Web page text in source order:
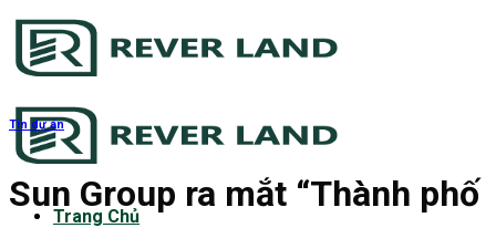
Bỏ
qua
dung
Trang Chủ
Tin dự án
Sun Group ra mắt “Thành phố